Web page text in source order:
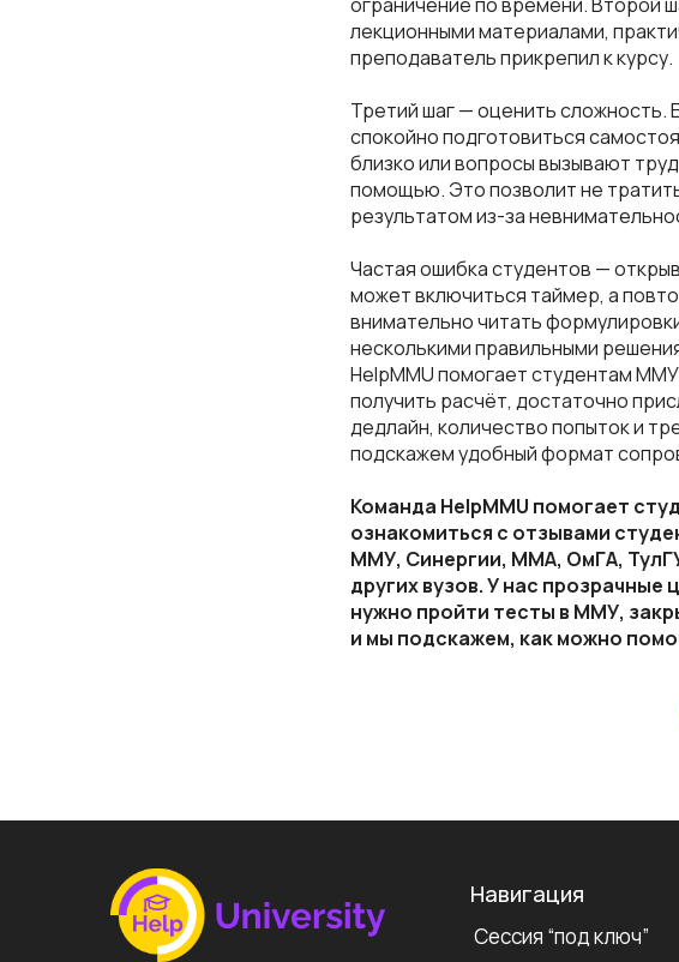
лекционными материалами,
преподаватель прикрепил к курсу.
Третий шаг — оценить сложность.
спокойно подготовиться
близко или вопросы вызывают
помощью. Это позволит не
результатом из-за
Частая ошибка студентов —
может включиться таймер, а
внимательно читать
несколькими правильными
HelpMMU помогает студентам
получить расчёт, достаточно
дедлайн, количество попыток и
подскажем удобный формат
Команда HelpMMU помогает
ознакомиться с отзывами
ММУ, Синергии, ММА, ОмГА,
других вузов. У нас
нужно пройти тесты в ММУ,
и мы подскажем, как можно
Навигация
Сессия “под ключ”